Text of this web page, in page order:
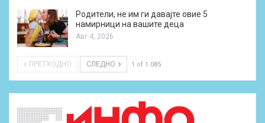
Родители, не им ги давајте овие 5
намирници на вашите деца
Авг 4, 2026
ПРЕТХОДНО СЛЕДНО 1 of 1.085